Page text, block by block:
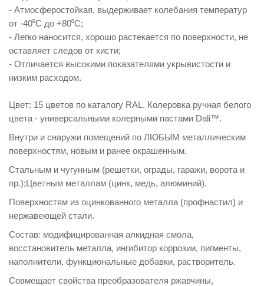
- Атмосферостойкая, выдерживает колебания температур
от -40⁰C до +80⁰С;
- Легко наносится, хорошо растекается по поверхности, не
оставляет следов от кисти;
- Отличается высокими показателями укрывистости и
низким расходом.
Цвет: 15 цветов по каталогу RAL. Колеровка ручная белого
цвета - универсальными колерными пастами Dali™.
Внутри и снаружи помещений по ЛЮБЫМ металлическим
поверхностям, новым и ранее окрашенным.
Стальным и чугунным (решетки, ограды, гаражи, ворота и
пр.);Цветным металлам (цинк, медь, алюминий).
Поверхностям из оцинкованного металла (профнастил) и
нержавеющей стали.
Состав: модифицированная алкидная смола,
восстановитель металла, ингибитор коррозии, пигменты,
наполнители, функциональные добавки, растворитель.
Совмещает свойства преобразователя ржавчины,